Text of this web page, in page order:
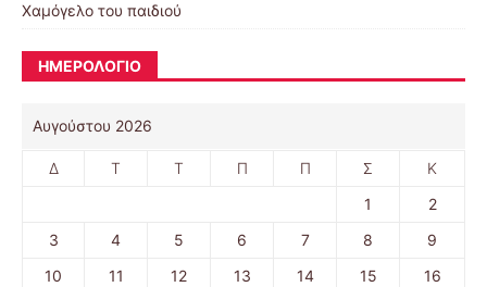
Χαμόγελο του παιδιού
ΗΜΕΡΟΛΟΓΙΟ
Αυγούστου 2026
Δ Τ Τ Π Π Σ Κ
1
2
3
4 5 6 7 8
9
10
11 12 13 14 15
16